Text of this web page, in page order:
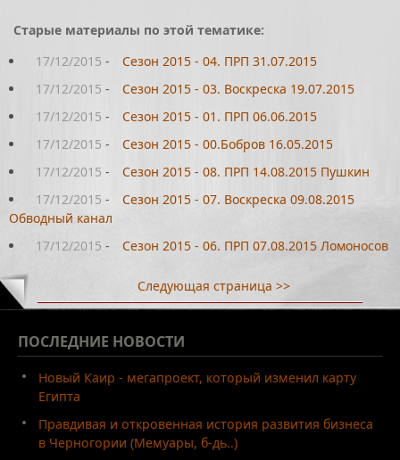
Старые материалы по этой тематике:
17/12/2015 -
Сезон 2015 - 04. ПРП 31.07.2015
17/12/2015 -
Сезон 2015 - 03. Воскреска 19.07.2015
17/12/2015 -
Сезон 2015 - 01. ПРП 06.06.2015
17/12/2015 -
Сезон 2015 - 00.Бобров 16.05.2015
17/12/2015 -
Сезон 2015 - 08. ПРП 14.08.2015 Пушкин
17/12/2015 -
Сезон 2015 - 07. Воскреска 09.08.2015
Обводный канал
17/12/2015 - Сезон 2015 - 06. ПРП 07.08.2015 Ломоносов
Следующая страница >>
ПОСЛЕДНИЕ НОВОСТИ
Новый Каир - мегапроект, который изменил карту
Египта
Правдивая и откровенная история развития бизнеса
в Черногории (Мемуары, б-дь..)